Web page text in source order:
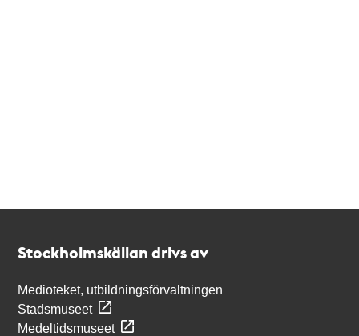
Stockholmskällan drivs av
Medioteket, utbildningsförvaltningen
Stadsmuseet
Medeltidsmuseet